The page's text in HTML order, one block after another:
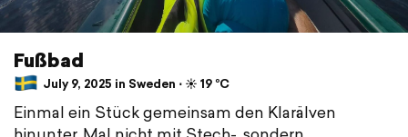
Fußbad
July 9, 2025 in Sweden ⋅ ☀️ 19 °C
Einmal ein Stück gemeinsam den Klarälven